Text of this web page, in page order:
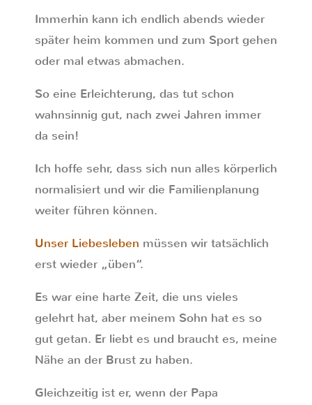
Immerhin kann ich endlich abends wieder
später heim kommen und zum Sport gehen
oder mal etwas abmachen.
So eine Erleichterung, das tut schon
wahnsinnig gut, nach zwei Jahren immer
da sein!
Ich hoffe sehr, dass sich nun alles körperlich
normalisiert und wir die Familienplanung
weiter führen können.
Unser Liebesleben müssen wir tatsächlich
erst wieder „üben“.
Es war eine harte Zeit, die uns vieles
gelehrt hat, aber meinem Sohn hat es so
gut getan. Er liebt es und braucht es, meine
Nähe an der Brust zu haben.
Gleichzeitig ist er, wenn der Papa